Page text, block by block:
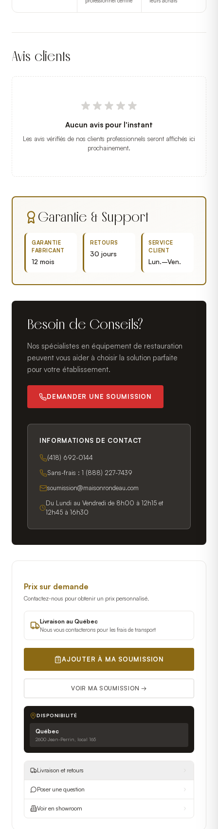
Avis clients
Aucun avis pour l'instant
Les avis vérifiés de nos clients professionnels seront affichés ici
prochainement.
Garantie & Support
GARANTIE
FABRICANT
12 mois
RETOURS
30 jours
SERVICE
CLIENT
Lun.–Ven.
Besoin de Conseils?
Nos spécialistes en équipement de restauration
peuvent vous aider à choisir la solution parfaite
pour votre établissement.
DEMANDER UNE SOUMISSION
INFORMATIONS DE CONTACT
(418) 692-0144
Sans-frais : 1 (888) 227-7439
soumission@maisonrondeau.com
Du Lundi au Vendredi de 8h00 à 12h15 et
12h45 à 16h30
Prix sur demande
Contactez-nous pour obtenir un prix personnalisé.
Livraison au Québec
Nous vous contacterons pour les frais de transport
AJOUTER À MA SOUMISSION
VOIR MA SOUMISSION →
DISPONIBILITÉ
Québec
2600 Jean-Perrin, local 165
Livraison et retours
Poser une question
Voir en showroom